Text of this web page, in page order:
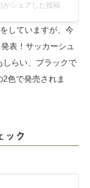
シェアした投稿
していますが、今
表！サッカーシュ
しらい、ブラックで
色で発売されま
ック